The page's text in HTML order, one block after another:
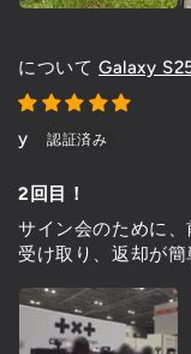
Galaxy
y
2回目！
サイン会のために、
受け取り、返却が簡